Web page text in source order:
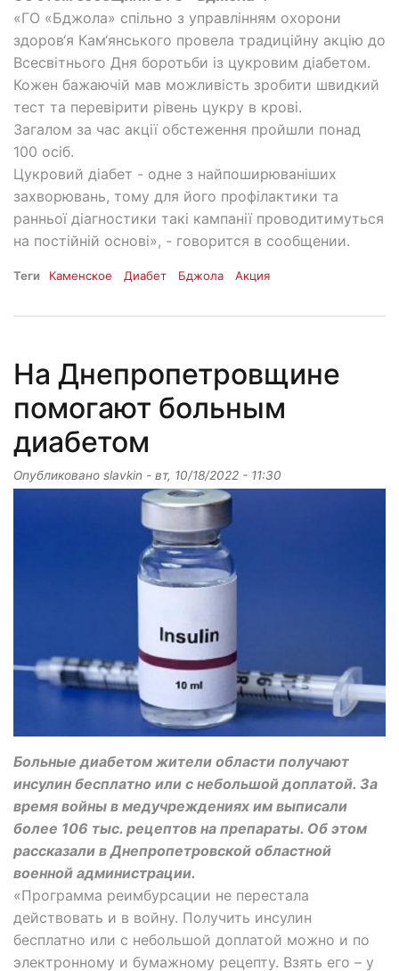
«ГО «Бджола» спільно з управлінням охорони
здоров‘я Кам‘янського провела традиційну акцію до
Всесвітнього Дня боротьби із цукровим діабетом.
Кожен бажаючій мав можливість зробити швидкий
тест та перевірити рівень цукру в крові.
Загалом за час акції обстеження пройшли понад
100 осіб.
Цукровий діабет - одне з найпоширюваніших
захворювань, тому для його профілактики та
ранньої діагностики такі кампанії проводитимуться
на постійній основі», - говорится в сообщении.
Теги Каменское Диабет Бджола Акция
На Днепропетровщине
помогают больным
диабетом
Опубликовано slavkin - вт, 10/18/2022 - 11:30
Больные диабетом жители области получают
инсулин бесплатно или с небольшой доплатой. За
время войны в медучреждениях им выписали
более 106 тыс. рецептов на препараты. Об этом
рассказали в Днепропетровской областной
военной администрации.
«Программа реимбурсации не перестала
действовать и в войну. Получить инсулин
бесплатно или с небольшой доплатой можно и по
электронному и бумажному рецепту. Взять его – у